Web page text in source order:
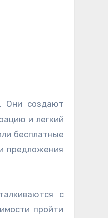
Они создают
и легкий
бесплатные
предложения
с
пройти